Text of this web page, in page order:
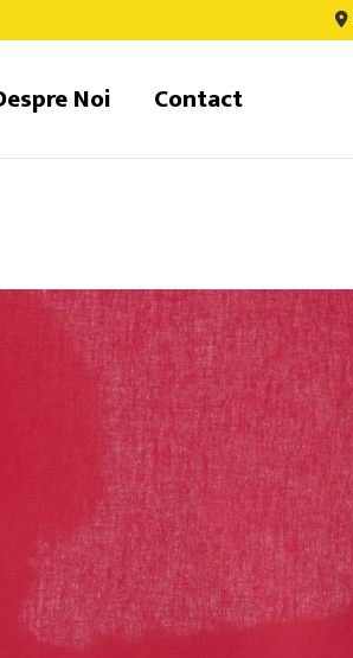
Noi Contact